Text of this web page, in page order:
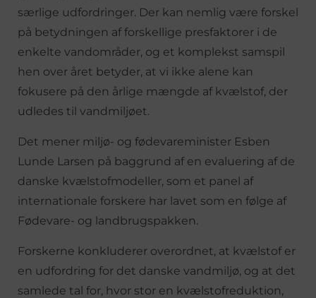
særlige udfordringer. Der kan nemlig være forskel
på betydningen af forskellige presfaktorer i de
enkelte vandområder, og et komplekst samspil
hen over året betyder, at vi ikke alene kan
fokusere på den årlige mængde af kvælstof, der
udledes til vandmiljøet.
Det mener miljø- og fødevareminister Esben
Lunde Larsen på baggrund af en evaluering af de
danske kvælstofmodeller, som et panel af
internationale forskere har lavet som en følge af
Fødevare- og landbrugspakken.
Forskerne konkluderer overordnet, at kvælstof er
en udfordring for det danske vandmiljø, og at det
samlede tal for, hvor stor en kvælstofreduktion,